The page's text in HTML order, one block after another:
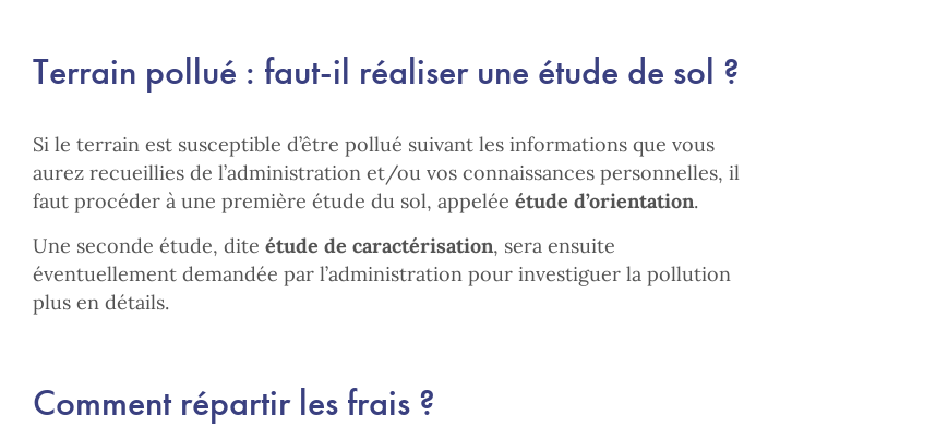
Terrain pollué : faut-il réaliser une étude de sol ?
Si le terrain est susceptible d’être pollué suivant les informations que vous
aurez recueillies de l’administration et/ou vos connaissances personnelles, il
faut procéder à une première étude du sol, appelée étude d’orientation.
Une seconde étude, dite étude de caractérisation, sera ensuite
éventuellement demandée par l’administration pour investiguer la pollution
plus en détails.
Comment répartir les frais ?